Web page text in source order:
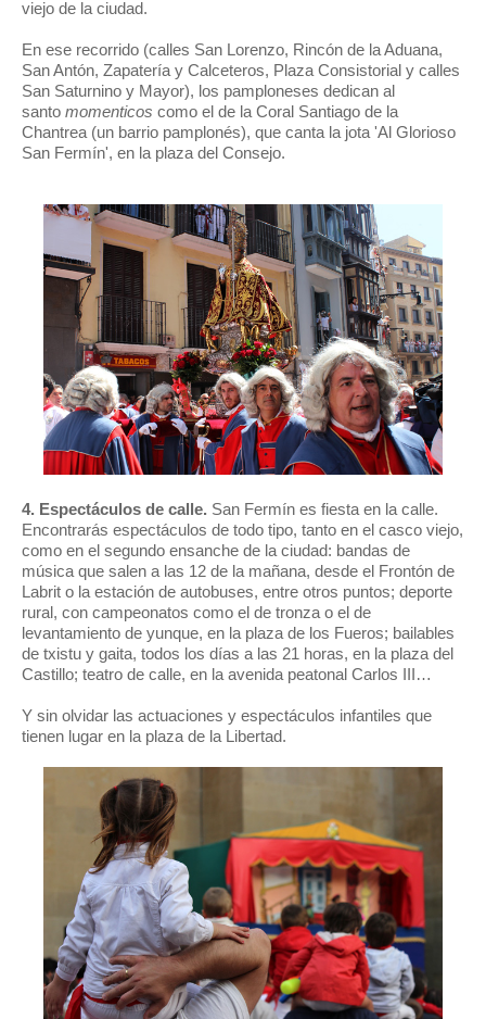
viejo de la ciudad.
En ese recorrido (calles San Lorenzo, Rincón de la Aduana,
San Antón, Zapatería y Calceteros, Plaza Consistorial y calles
San Saturnino y Mayor), los pamploneses dedican al
santo momenticos como el de la Coral Santiago de la
Chantrea (un barrio pamplonés), que canta la jota 'Al Glorioso
San Fermín', en la plaza del Consejo.
4. Espectáculos de calle. San Fermín es fiesta en la calle.
Encontrarás espectáculos de todo tipo, tanto en el casco viejo,
como en el segundo ensanche de la ciudad: bandas de
música que salen a las 12 de la mañana, desde el Frontón de
Labrit o la estación de autobuses, entre otros puntos; deporte
rural, con campeonatos como el de tronza o el de
levantamiento de yunque, en la plaza de los Fueros; bailables
de txistu y gaita, todos los días a las 21 horas, en la plaza del
Castillo; teatro de calle, en la avenida peatonal Carlos III…
Y sin olvidar las actuaciones y espectáculos infantiles que
tienen lugar en la plaza de la Libertad.